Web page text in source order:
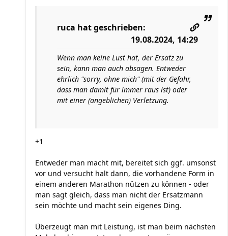
ruca hat geschrieben:
19.08.2024, 14:29
Wenn man keine Lust hat, der Ersatz zu
sein, kann man auch absagen. Entweder
ehrlich "sorry, ohne mich" (mit der Gefahr,
dass man damit für immer raus ist) oder
mit einer (angeblichen) Verletzung.
+1
Entweder man macht mit, bereitet sich ggf. umsonst
vor und versucht halt dann, die vorhandene Form in
einem anderen Marathon nützen zu können - oder
man sagt gleich, dass man nicht der Ersatzmann
sein möchte und macht sein eigenes Ding.
Überzeugt man mit Leistung, ist man beim nächsten